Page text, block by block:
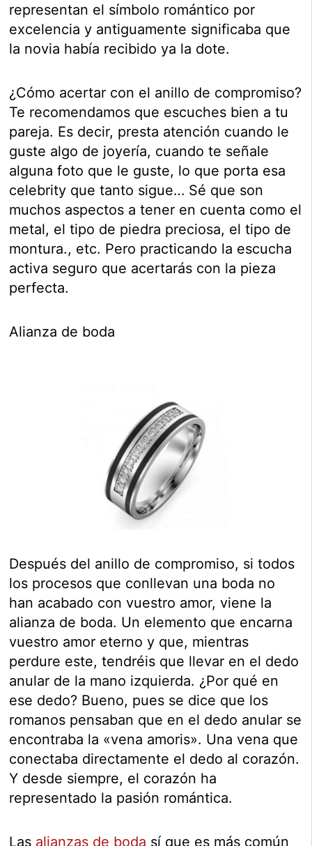
representan el símbolo romántico por
excelencia y antiguamente significaba que
la novia había recibido ya la dote.
¿Cómo acertar con el anillo de compromiso?
Te recomendamos que escuches bien a tu
pareja. Es decir, presta atención cuando le
guste algo de joyería, cuando te señale
alguna foto que le guste, lo que porta esa
celebrity que tanto sigue… Sé que son
muchos aspectos a tener en cuenta como el
metal, el tipo de piedra preciosa, el tipo de
montura., etc. Pero practicando la escucha
activa seguro que acertarás con la pieza
perfecta.
Alianza de boda
Después del anillo de compromiso, si todos
los procesos que conllevan una boda no
han acabado con vuestro amor, viene la
alianza de boda. Un elemento que encarna
vuestro amor eterno y que, mientras
perdure este, tendréis que llevar en el dedo
anular de la mano izquierda. ¿Por qué en
ese dedo? Bueno, pues se dice que los
romanos pensaban que en el dedo anular se
encontraba la «vena amoris». Una vena que
conectaba directamente el dedo al corazón.
Y desde siempre, el corazón ha
representado la pasión romántica.
Las alianzas de boda sí que es más común